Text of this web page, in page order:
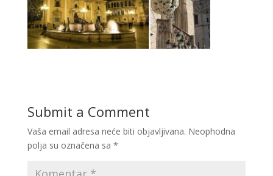
Submit a Comment
Vaša email adresa neće biti objavljivana. Neophodna
polja su označena sa *